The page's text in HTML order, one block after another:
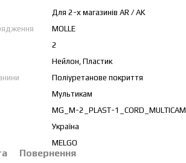
Для 2-х магазинів AR / AK
MOLLE
2
Нейлон, Пластик
Поліуретанове покриття
Мультикам
MG_M-2_PLAST-1_CORD_MULTICAM
Україна
MELGO
Повернення